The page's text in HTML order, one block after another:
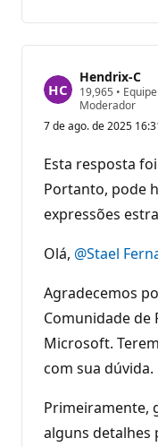
Hendrix-C
19,965 P
o
t
s
d
e
r
e
t
ã
•
Moderador
7 de ago. de 2025
Esta resposta
Portanto, pode
expressões
Olá, @Stael
Agradecemos
Comunidade de
Microsoft.
com sua dúvida.
Primeiramente,
alguns detalhes